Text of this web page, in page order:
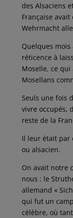
des Alsaciens
Française
Wehrmacht
Quelques mois
réticence à
Moselle, ce
Mosellans
Seuls une fois
vivre occupés,
reste de la
Il leur était par
ou alsacien.
On avait notre
nous : le
allemand «
qui fut un
célèbre, où